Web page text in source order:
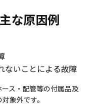
な原因例
ないことによる故障
ス・配管等の付属品及
象外です。